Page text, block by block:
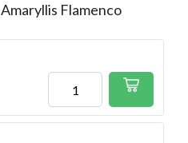
Flamenco